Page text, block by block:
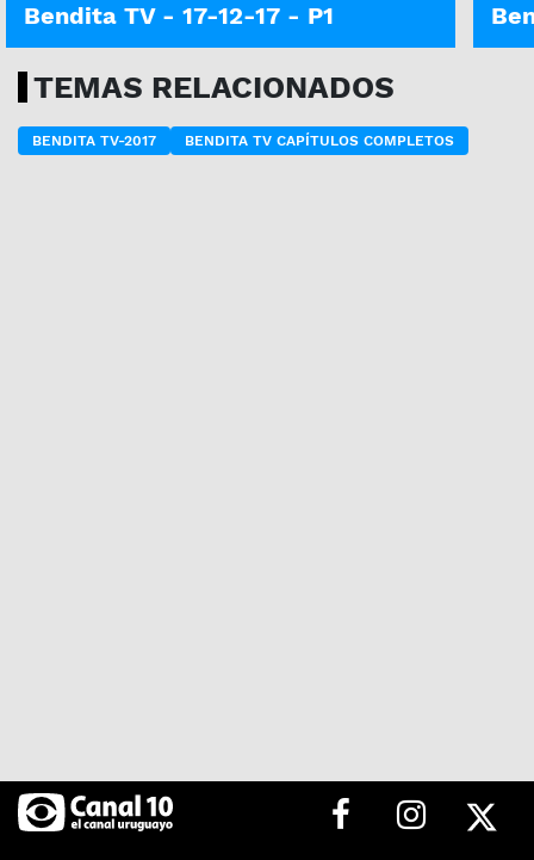
Bendita TV - 17-12-17 - P1
TEMAS RELACIONADOS
BENDITA TV-2017 BENDITA TV CAPÍTULOS COMPLETOS